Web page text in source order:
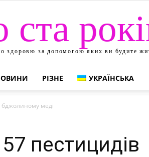
ста
здоровю за допомогою яких ви будите
РІЗНЕ УКРАЇНСЬКА
меді
пестицидів